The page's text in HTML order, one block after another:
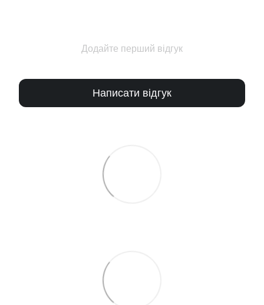
Додайте перший відгук
Написати відгук